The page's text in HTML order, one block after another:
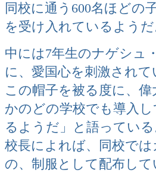
同校に通う600名ほどの
を受け入れているよう
中には7年生のナゲシュ
に、愛国心を刺激され
この帽子を被る度に、
かのどの学校でも導入
るようだ」と語ってい
校長によれば、同校で
の、制服として配布し